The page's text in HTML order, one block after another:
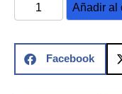
Coaxial y
Conectores
Armados -
Añadir al
Facebook